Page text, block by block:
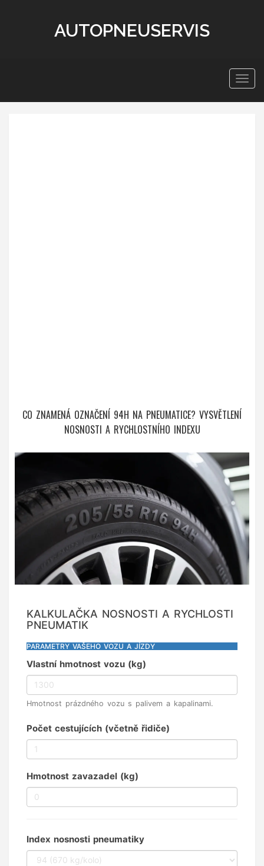
AUTOPNEUSERVIS
CO ZNAMENÁ OZNAČENÍ 94H NA PNEUMATICE? VYSVĚTLENÍ
NOSNOSTI A RYCHLOSTNÍHO INDEXU
KALKULAČKA NOSNOSTI A RYCHLOSTI
PNEUMATIK
PARAMETRY VAŠEHO VOZU A JÍZDY
Vlastní hmotnost vozu (kg)
Hmotnost prázdného vozu s palivem a kapalinami.
Počet cestujících (včetně řidiče)
Hmotnost zavazadel (kg)
Index nosnosti pneumatiky